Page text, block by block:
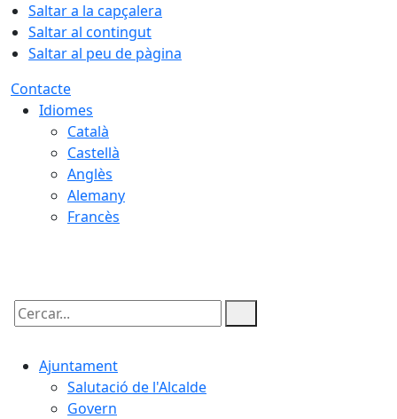
Saltar a la capçalera
Saltar al contingut
Saltar al peu de pàgina
Contacte
Idiomes
Català
Castellà
Anglès
Alemany
Francès
Cercar:
Ajuntament
Salutació de l'Alcalde
Govern